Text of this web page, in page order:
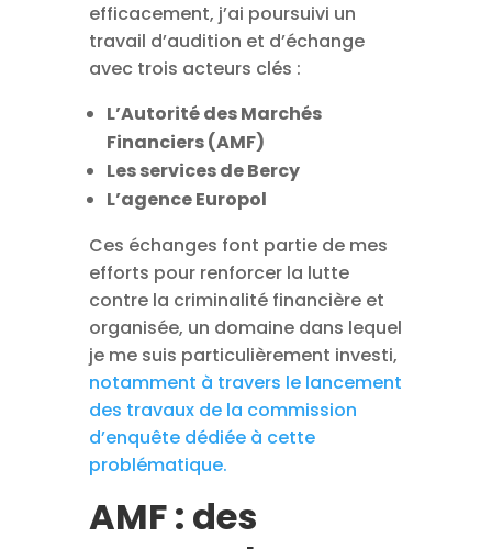
efficacement, j’ai poursuivi un
travail d’audition et d’échange
avec trois acteurs clés :
L’Autorité des Marchés
Financiers (AMF)
Les services de Bercy
L’agence Europol
Ces échanges font partie de mes
efforts pour renforcer la lutte
contre la criminalité financière et
organisée, un domaine dans lequel
je me suis particulièrement investi,
notamment à travers le lancement
des travaux de la commission
d’enquête dédiée à cette
problématique.
AMF : des